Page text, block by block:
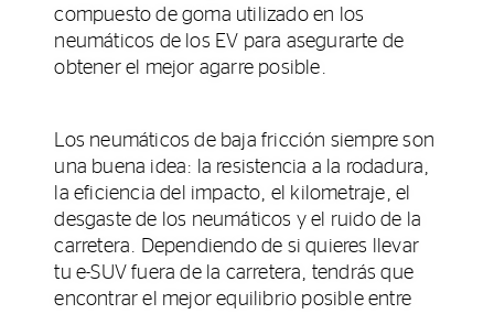
compuesto de goma utilizado en los
neumáticos de los EV para asegurarte de
obtener el mejor agarre posible.
Los neumáticos de baja fricción siempre son
una buena idea: la resistencia a la rodadura,
la eficiencia del impacto, el kilometraje, el
desgaste de los neumáticos y el ruido de la
carretera. Dependiendo de si quieres llevar
tu e-SUV fuera de la carretera, tendrás que
encontrar el mejor equilibrio posible entre